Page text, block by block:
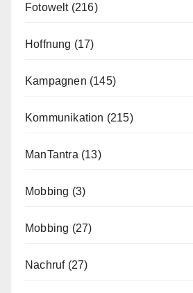
Fotowelt(216)
Hoffnung (17)
Kampagnen (145)
Kommunikation (215)
ManTantra(13)
Mobbing (3)
Mobbing (27)
Nachruf(27)